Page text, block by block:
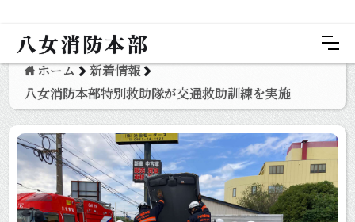
八女消防本部
ホーム
新着情報
八女消防本部特別救助隊が交通救助訓練を実施